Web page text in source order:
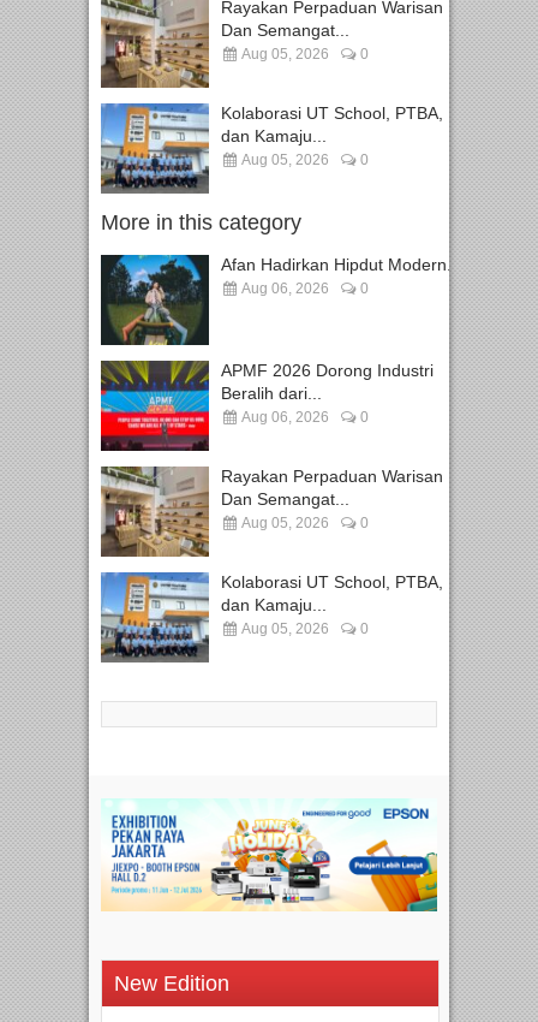
Rayakan Perpaduan Warisan
Dan Semangat...
Aug 05, 2026 0
Kolaborasi UT School, PTBA,
dan Kamaju...
Aug 05, 2026 0
More in this category
Afan Hadirkan Hipdut Modern...
Aug 06, 2026 0
APMF 2026 Dorong Industri
Beralih dari...
Aug 06, 2026 0
Rayakan Perpaduan Warisan
Dan Semangat...
Aug 05, 2026 0
Kolaborasi UT School, PTBA,
dan Kamaju...
Aug 05, 2026 0
New Edition